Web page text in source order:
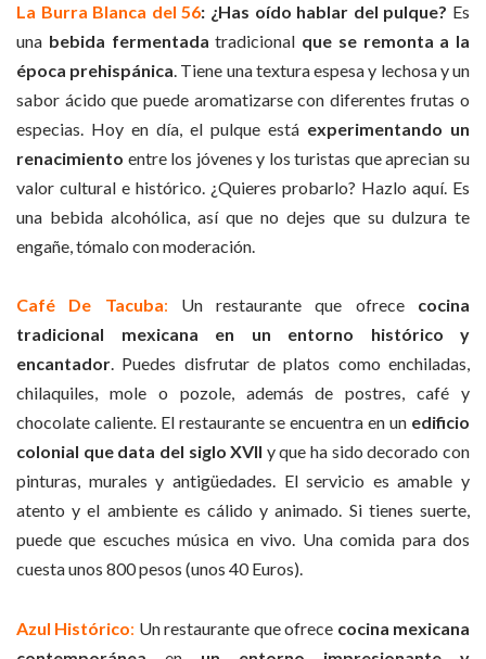
La Burra Blanca del 56: ¿Has oído hablar del pulque? Es
una bebida fermentada tradicional que se remonta a la
época prehispánica. Tiene una textura espesa y lechosa y un
sabor ácido que puede aromatizarse con diferentes frutas o
especias. Hoy en día, el pulque está experimentando un
renacimiento entre los jóvenes y los turistas que aprecian su
valor cultural e histórico. ¿Quieres probarlo? Hazlo aquí. Es
una bebida alcohólica, así que no dejes que su dulzura te
engañe, tómalo con moderación.
Café De Tacuba: Un restaurante que ofrece cocina
tradicional mexicana en un entorno histórico y
encantador. Puedes disfrutar de platos como enchiladas,
chilaquiles, mole o pozole, además de postres, café y
chocolate caliente. El restaurante se encuentra en un edificio
colonial que data del siglo XVII y que ha sido decorado con
pinturas, murales y antigüedades. El servicio es amable y
atento y el ambiente es cálido y animado. Si tienes suerte,
puede que escuches música en vivo. Una comida para dos
cuesta unos 800 pesos (unos 40 Euros).
Azul Histórico: Un restaurante que ofrece cocina mexicana